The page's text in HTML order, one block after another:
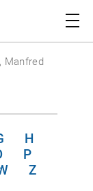
Manfred
H
P
Z